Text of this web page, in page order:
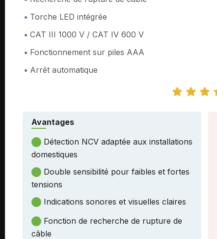
Torche LED intégrée
CAT III 1000 V / CAT IV 600 V
Fonctionnement sur piles AAA
Arrêt automatique
Avantages
Détection NCV adaptée aux installations
domestiques
Double sensibilité pour faibles et fortes
tensions
Indications sonores et visuelles claires
Fonction de recherche de rupture de
câble